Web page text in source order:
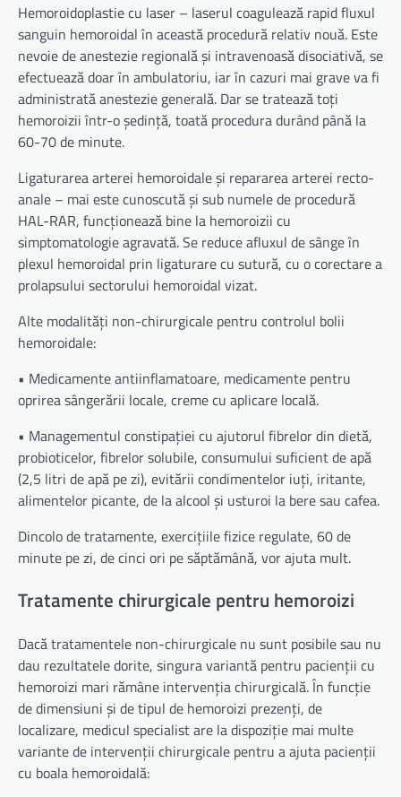
Hemoroidoplastie cu laser – laserul coagulează rapid fluxul
sanguin hemoroidal în această procedură relativ nouă. Este
nevoie de anestezie regională și intravenoasă disociativă, se
efectuează doar în ambulatoriu, iar în cazuri mai grave va fi
administrată anestezie generală. Dar se tratează toți
hemoroizii într-o ședință, toată procedura durând până la
60-70 de minute.
Ligaturarea arterei hemoroidale și repararea arterei recto-
anale – mai este cunoscută și sub numele de procedură
HAL-RAR, funcționează bine la hemoroizii cu
simptomatologie agravată. Se reduce afluxul de sânge în
plexul hemoroidal prin ligaturare cu sutură, cu o corectare a
prolapsului sectorului hemoroidal vizat.
Alte modalități non-chirurgicale pentru controlul bolii
hemoroidale:
• Medicamente antiinflamatoare, medicamente pentru
oprirea sângerării locale, creme cu aplicare locală.
• Managementul constipației cu ajutorul fibrelor din dietă,
probioticelor, fibrelor solubile, consumului suficient de apă
(2,5 litri de apă pe zi), evitării condimentelor iuți, iritante,
alimentelor picante, de la alcool și usturoi la bere sau cafea.
Dincolo de tratamente, exercițiile fizice regulate, 60 de
minute pe zi, de cinci ori pe săptămână, vor ajuta mult.
Tratamente chirurgicale pentru hemoroizi
Dacă tratamentele non-chirurgicale nu sunt posibile sau nu
dau rezultatele dorite, singura variantă pentru pacienții cu
hemoroizi mari rămâne intervenția chirurgicală. În funcție
de dimensiuni și de tipul de hemoroizi prezenți, de
localizare, medicul specialist are la dispoziție mai multe
variante de intervenții chirurgicale pentru a ajuta pacienții
cu boala hemoroidală: